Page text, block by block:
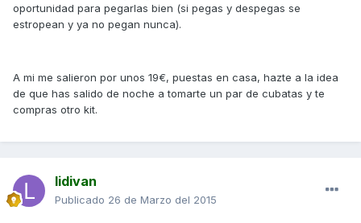
oportunidad para pegarlas bien (si pegas y despegas se
estropean y ya no pegan nunca).
A mi me salieron por unos 19€, puestas en casa, hazte a la idea
de que has salido de noche a tomarte un par de cubatas y te
compras otro kit.
lidivan
Publicado 26 de Marzo del 2015